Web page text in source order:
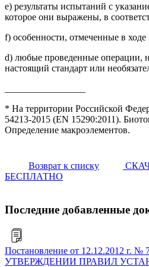
e) результаты испытаний с
которое они выражены, в
f) особенности, отмеченные в
d) любые проведенные операции,
настоящий стандарт или
* На территории Российской
54213-2015 (EN 15290:2011).
Определение макроэлементов.
Возврат к списку
БЕСПЛАТНО
Последние добавленные
Постановление от 12.12.2012 г.
УТВЕРЖДЕНИИ ПРАВИЛ